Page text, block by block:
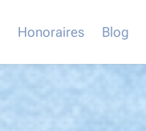
Honoraires Blog